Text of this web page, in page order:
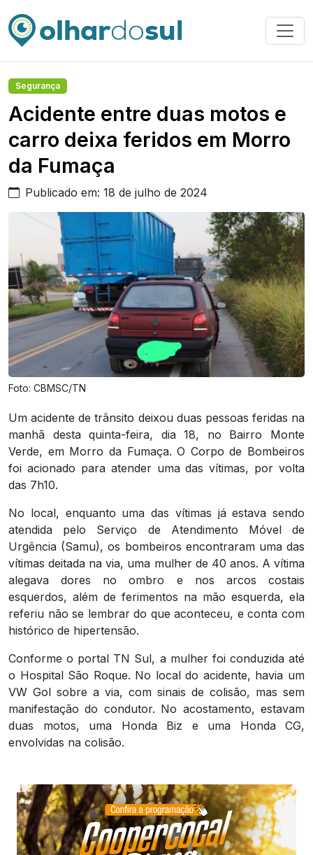
Segurança
Acidente entre duas motos e
carro deixa feridos em Morro
da Fumaça
Publicado em: 18 de julho de 2024
Foto: CBMSC/TN
Um acidente de trânsito deixou duas pessoas feridas na
manhã desta quinta-feira, dia 18, no Bairro Monte
Verde, em Morro da Fumaça. O Corpo de Bombeiros
foi acionado para atender uma das vítimas, por volta
das 7h10.
No local, enquanto uma das vítimas já estava sendo
atendida pelo Serviço de Atendimento Móvel de
Urgência (Samu), os bombeiros encontraram uma das
vítimas deitada na via, uma mulher de 40 anos. A vítima
alegava dores no ombro e nos arcos costais
esquerdos, além de ferimentos na mão esquerda, ela
referiu não se lembrar do que aconteceu, e conta com
histórico de hipertensão.
Conforme o portal TN Sul, a mulher foi conduzida até
o Hospital São Roque. No local do acidente, havia um
VW Gol sobre a via, com sinais de colisão, mas sem
manifestação do condutor. No acostamento, estavam
duas motos, uma Honda Biz e uma Honda CG,
envolvidas na colisão.